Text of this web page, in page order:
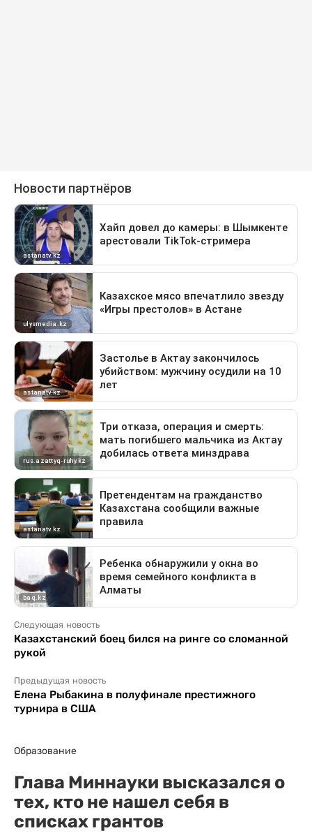
Следующая новость
Казахстанский боец бился на ринге со сломанной
рукой
Предыдущая новость
Елена Рыбакина в полуфинале престижного
турнира в США
Образование
Глава Миннауки высказался о
тех, кто не нашел себя в
списках грантов